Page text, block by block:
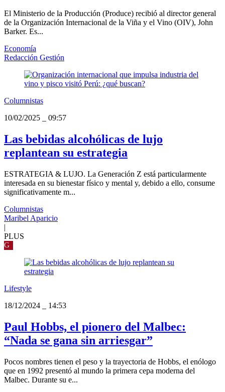
El Ministerio de la Producción (Produce) recibió al director general
de la Organización Internacional de la Viña y el Vino (OIV), John
Barker. Es...
Economía
Redacción Gestión
Columnistas
10/02/2025
09:57
Las bebidas alcohólicas de lujo
replantean su estrategia
ESTRATEGIA & LUJO. La Generación Z está particularmente
interesada en su bienestar físico y mental y, debido a ello, consume
significativamente m...
Columnistas
Maribel Aparicio
|
PLUS
G
Lifestyle
18/12/2024
14:53
Paul Hobbs, el pionero del Malbec:
“Nada se gana sin arriesgar”
Pocos nombres tienen el peso y la trayectoria de Hobbs, el enólogo
que en 1992 presentó al mundo la primera cepa moderna del
Malbec. Durante su e...